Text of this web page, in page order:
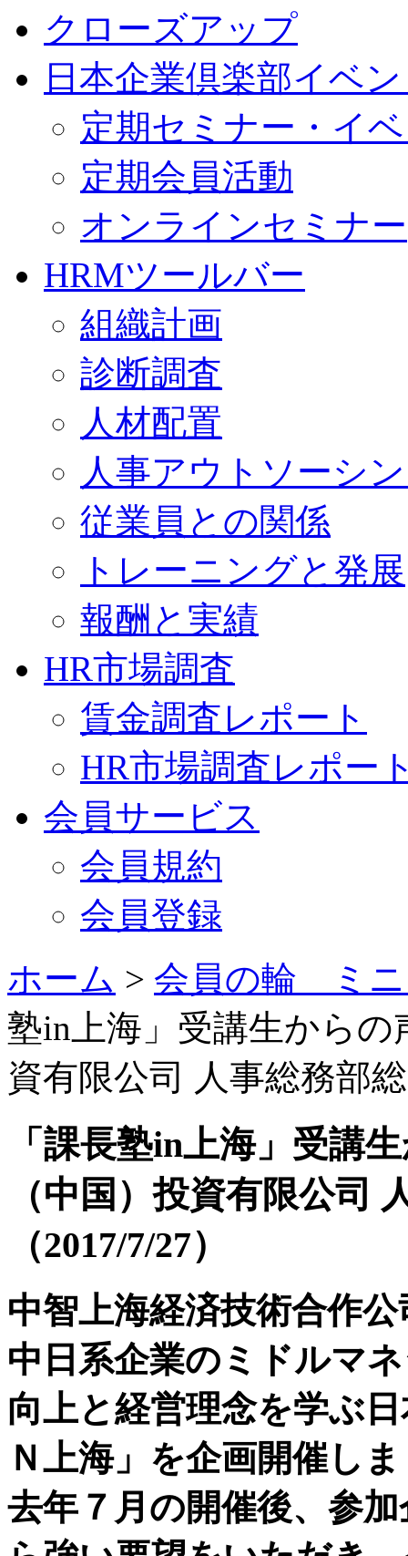
クローズアップ
日本企業倶楽部イベ
定期セミナー・イ
定期会員活動
オンラインセミナー
HRMツールバー
組織計画
診断調査
人材配置
人事アウトソーシ
従業員との関係
トレーニングと発展
報酬と実績
HR市場調査
賃金調査レポート
HR市場調査レポー
会員サービス
会員規約
会員登録
ホーム > 会員の輪 ミニ
塾in上海」受講生から
資有限公司 人事総務部
「課長塾in上海」受講
（中国）投資有限公
（2017/7/27）
中智上海経済技術合作
中日系企業のミドルマ
向上と経営理念を学ぶ
Ｎ上海」を企画開催し
去年７月の開催後、参